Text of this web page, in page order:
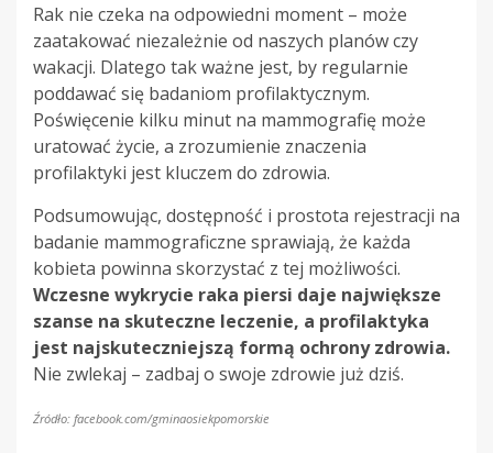
Rak nie czeka na odpowiedni moment – może
zaatakować niezależnie od naszych planów czy
wakacji. Dlatego tak ważne jest, by regularnie
poddawać się badaniom profilaktycznym.
Poświęcenie kilku minut na mammografię może
uratować życie, a zrozumienie znaczenia
profilaktyki jest kluczem do zdrowia.
Podsumowując, dostępność i prostota rejestracji na
badanie mammograficzne sprawiają, że każda
kobieta powinna skorzystać z tej możliwości.
Wczesne wykrycie raka piersi daje największe
szanse na skuteczne leczenie, a profilaktyka
jest najskuteczniejszą formą ochrony zdrowia.
Nie zwlekaj – zadbaj o swoje zdrowie już dziś.
Źródło: facebook.com/gminaosiekpomorskie